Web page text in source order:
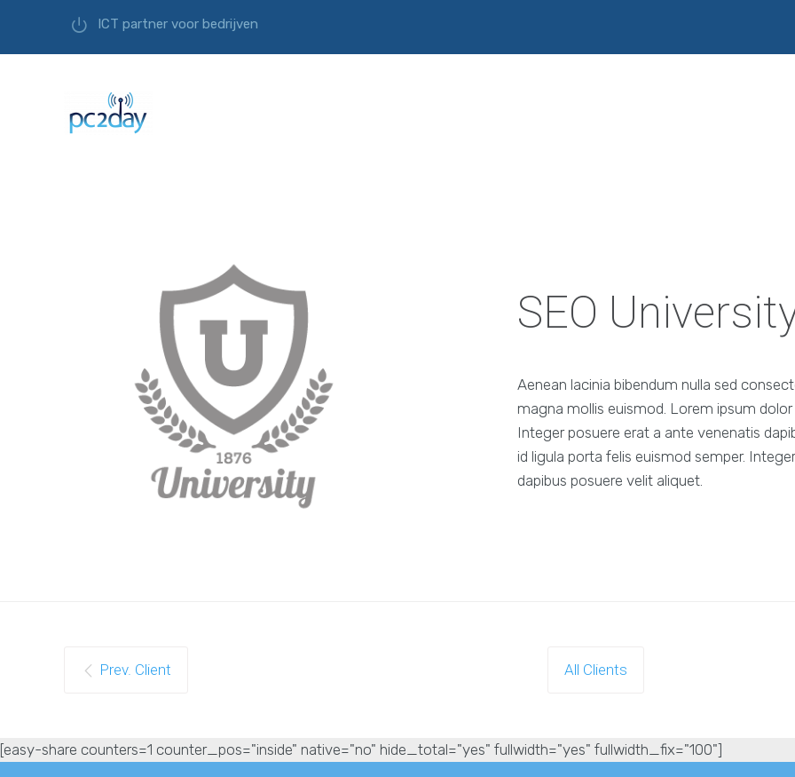
ICT partner voor bedrijven
SEO
Aenean lacinia bibendum nulla sed
magna mollis euismod. Lorem ipsum
Integer posuere erat a ante venenatis
id ligula porta felis euismod semper.
dapibus posuere velit aliquet.
Prev. Client All Clients
[easy-share counters=1 counter_pos="inside" native="no" hide_total="yes" fullwidth="yes" fullwidth_fix="100"]